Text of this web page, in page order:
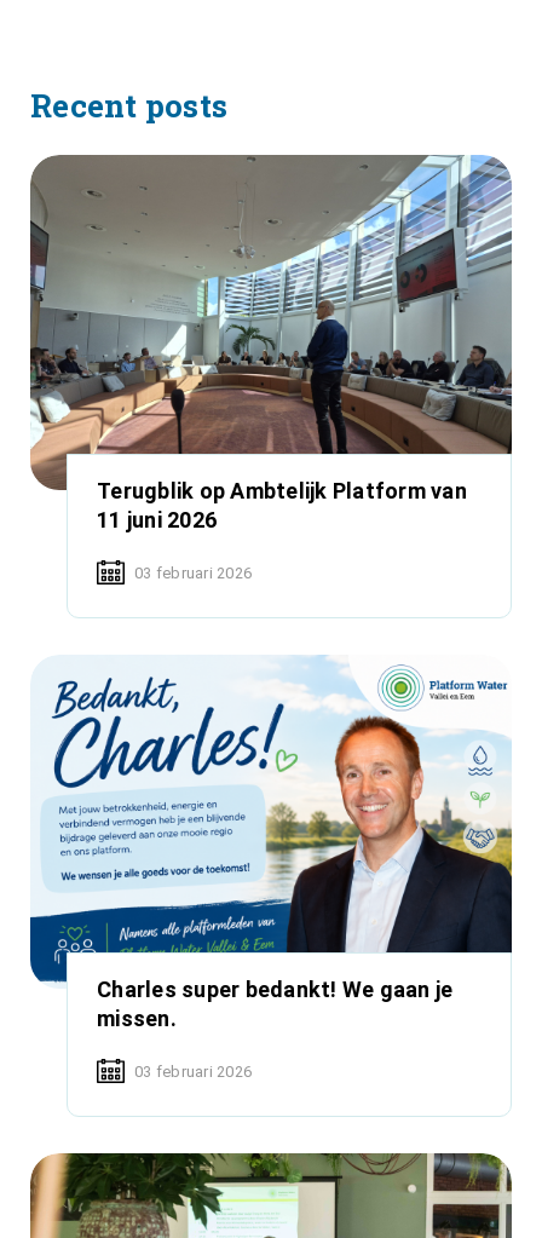
Recent posts
Terugblik op Ambtelijk Platform van
11 juni 2026
03 februari 2026
Charles super bedankt! We gaan je
missen.
03 februari 2026